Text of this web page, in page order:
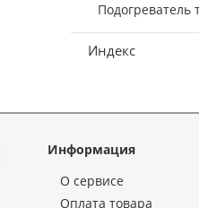
Подогреватель
Индекс
Информация
О сервисе
Оплата товара